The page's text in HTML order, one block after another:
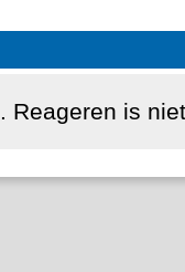
. Reageren is